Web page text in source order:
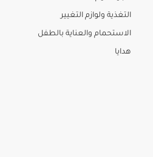
التغذية ولوازم التغيير
الاستحمام والعناية بالطفل
هدايا